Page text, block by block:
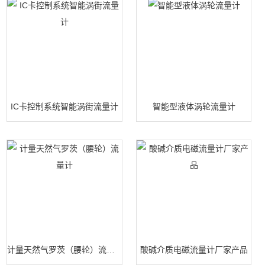
IC卡控制系统智能涡街流量计 智能型液体涡轮流量计
酸碱介质电磁流量计厂家产品